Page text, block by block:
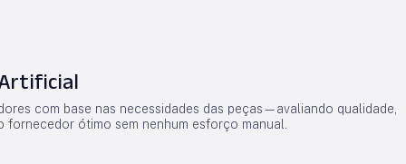
com base nas necessidades das peças—avaliando qualidade,
ótimo sem nenhum esforço manual.